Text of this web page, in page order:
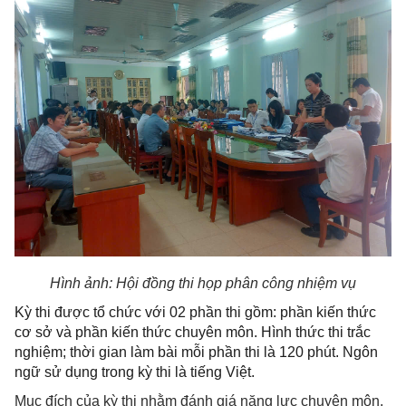
Hình ảnh: Hội đồng thi họp phân công nhiệm vụ
Kỳ thi được tổ chức với 02 phần thi gồm: phần kiến thức
cơ sở và phần kiến thức chuyên môn. Hình thức thi trắc
nghiệm; thời gian làm bài mỗi phần thi là 120 phút. Ngôn
ngữ sử dụng trong kỳ thi là tiếng Việt.
Mục đích của kỳ thi nhằm đánh giá năng lực chuyên môn,